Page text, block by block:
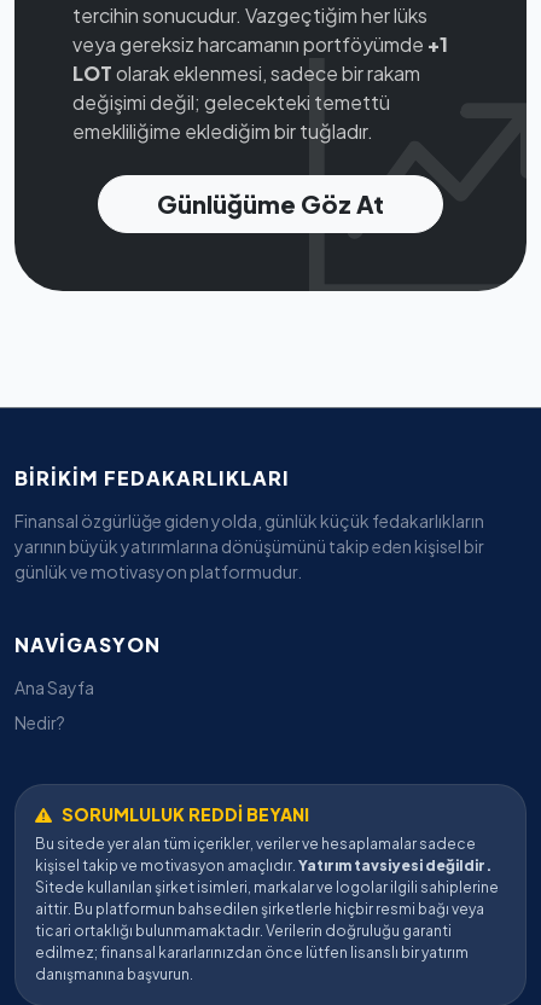
tercihin sonucudur. Vazgeçtiğim her lüks
veya gereksiz harcamanın portföyümde +1
LOTolarak eklenmesi, sadece bir rakam
değişimi değil; gelecekteki temettü
emekliliğime eklediğim bir tuğladır.
Günlüğüme Göz At
BIRIKIM FEDAKARLIKLARI
Finansal özgürlüğe giden yolda, günlük küçük fedakarlıkların
yarının büyük yatırımlarına dönüşümünü takip eden kişisel bir
günlük ve motivasyon platformudur.
NAVIGASYON
Ana Sayfa
Nedir?
SORUMLULUK REDDI BEYANI
Bu sitede yer alan tüm içerikler, veriler ve hesaplamalar sadece
kişisel takip ve motivasyon amaçlıdır. Yatırım tavsiyesi değildir.
Sitede kullanılan şirket isimleri, markalar ve logolar ilgili sahiplerine
aittir. Bu platformun bahsedilen şirketlerle hiçbir resmi bağı veya
ticari ortaklığı bulunmamaktadır. Verilerin doğruluğu garanti
edilmez; finansal kararlarınızdan önce lütfen lisanslı bir yatırım
danışmanına başvurun.